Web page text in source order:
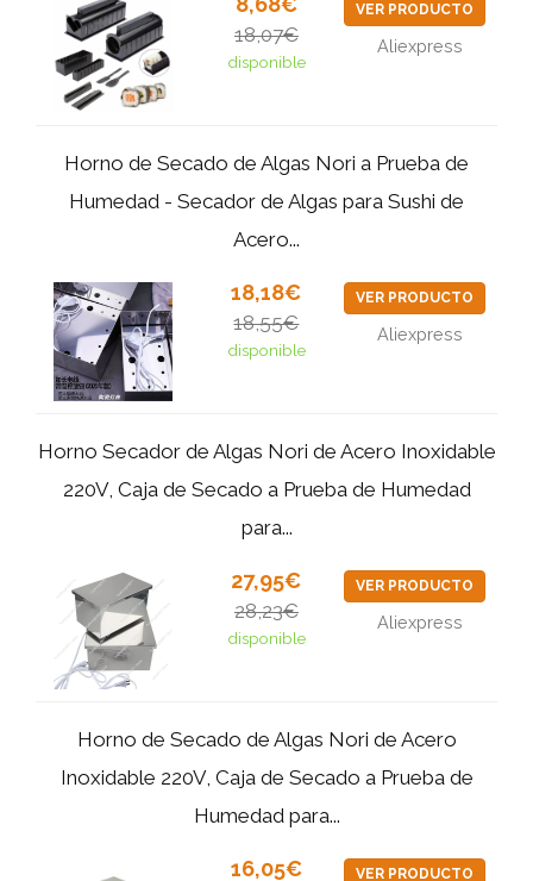
18,07€
disponible
VER PRODUCTO
Aliexpress
Horno de Secado de Algas Nori a Prueba de
Humedad - Secador de Algas para Sushi de
Acero...
18,18€
18,55€
disponible
VER PRODUCTO
Aliexpress
Horno Secador de Algas Nori de Acero Inoxidable
220V, Caja de Secado a Prueba de Humedad
para...
27,95€
28,23€
disponible
VER PRODUCTO
Aliexpress
Horno de Secado de Algas Nori de Acero
Inoxidable 220V, Caja de Secado a Prueba de
Humedad para...
16,05€ VER PRODUCTO